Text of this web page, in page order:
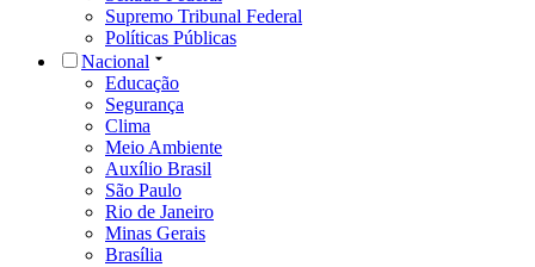
Supremo Tribunal Federal
Políticas Públicas
Nacional
Educação
Segurança
Clima
Meio Ambiente
Auxílio Brasil
São Paulo
Rio de Janeiro
Minas Gerais
Brasília